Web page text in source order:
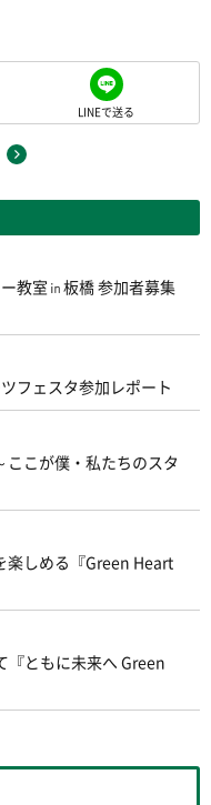
LINEで送る
教室㏌板橋 参加者募集
フェスタ参加レポート
ここが僕・私たちのスタ
楽しめる『Green Heart
『ともに未来へ Green